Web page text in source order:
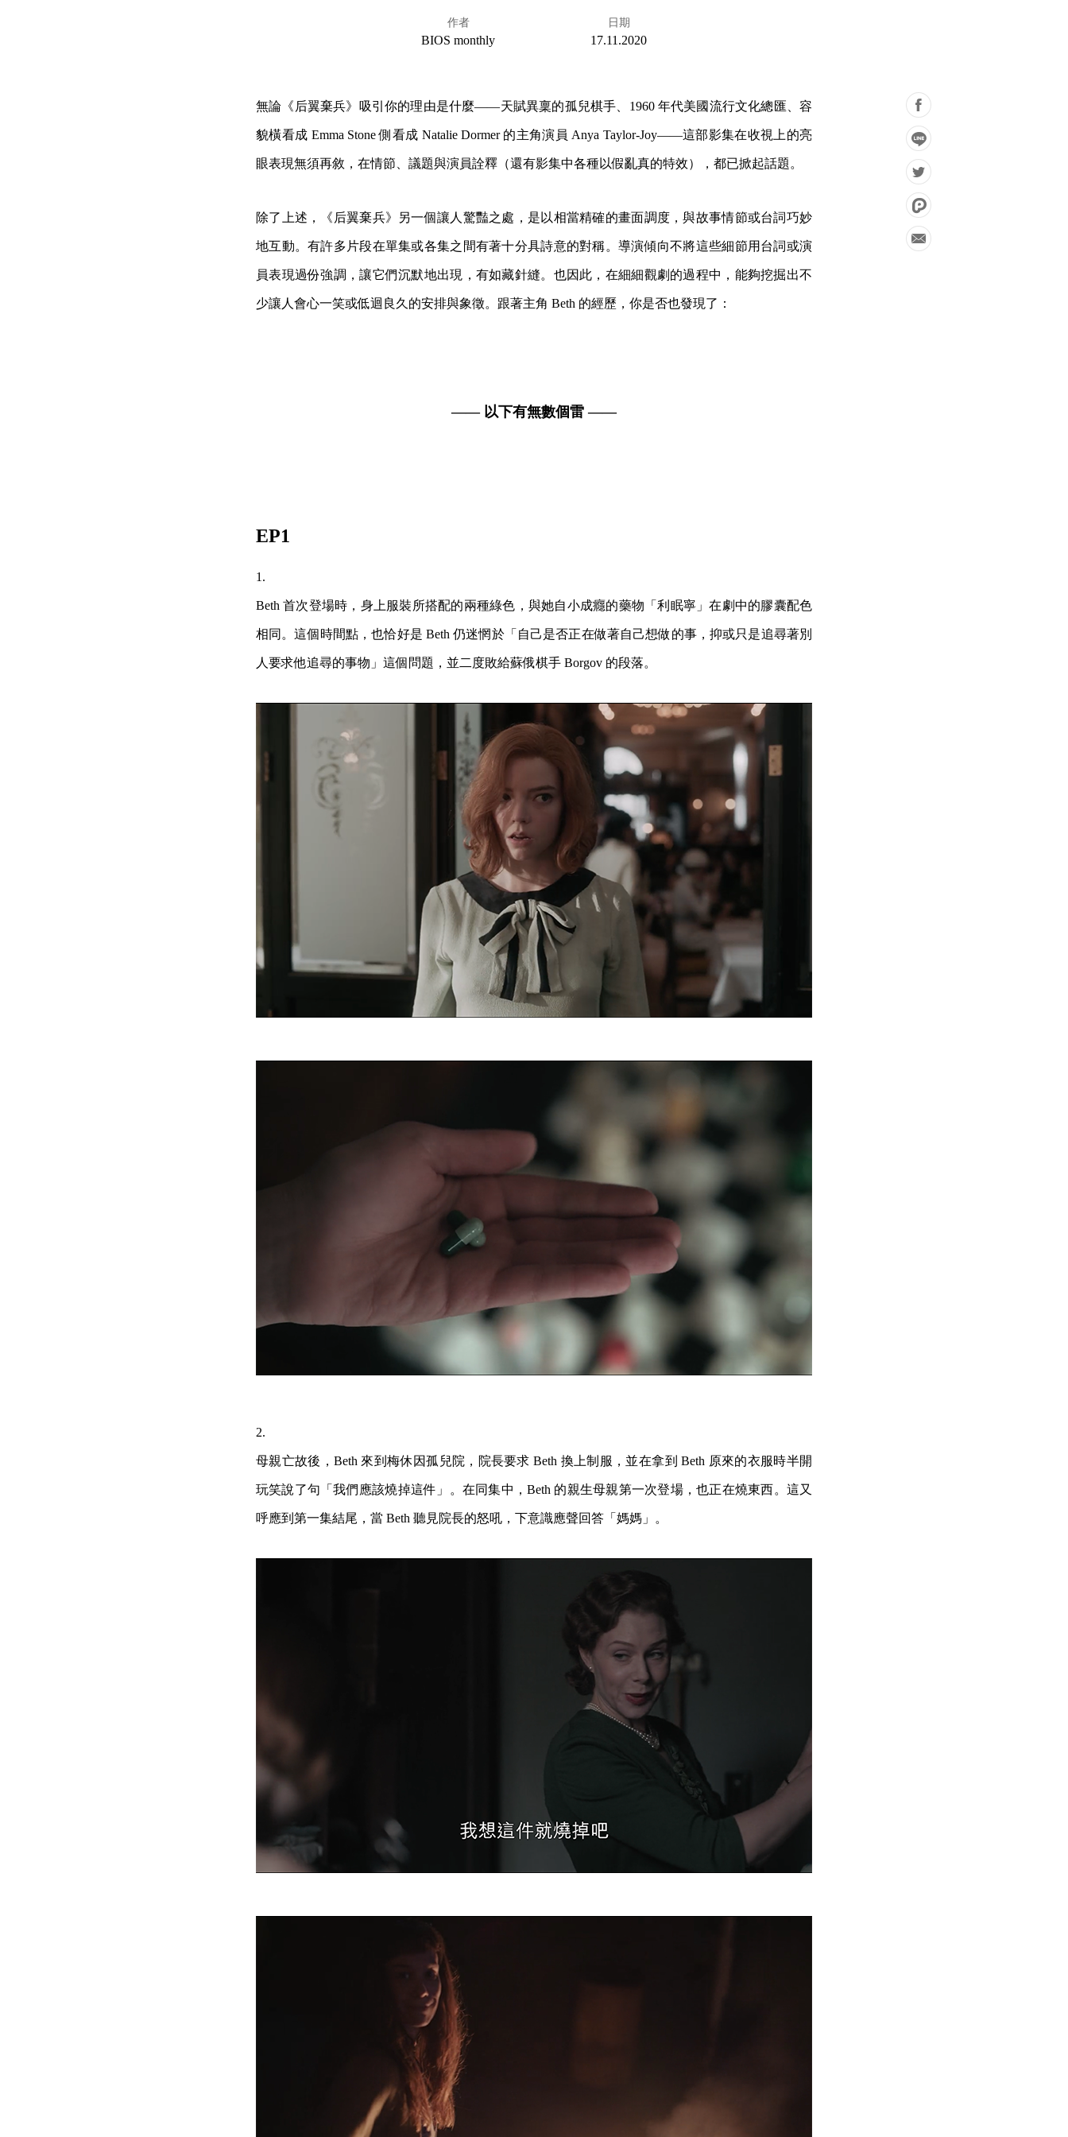
作者
BIOS monthly
日期
17.11.2020
無論《后翼棄兵》吸引你的理由是什麼——天賦異稟的孤兒棋手、1960 年代美國流行文化總匯、容
貌橫看成 Emma Stone 側看成 Natalie Dormer 的主角演員 Anya Taylor-Joy——這部影集在收視上的亮
眼表現無須再敘，在情節、議題與演員詮釋（還有影集中各種以假亂真的特效），都已掀起話題。
除了上述，《后翼棄兵》另一個讓人驚豔之處，是以相當精確的畫面調度，與故事情節或台詞巧妙
地互動。有許多片段在單集或各集之間有著十分具詩意的對稱。導演傾向不將這些細節用台詞或演
員表現過份強調，讓它們沉默地出現，有如藏針縫。也因此，在細細觀劇的過程中，能夠挖掘出不
少讓人會心一笑或低迴良久的安排與象徵。跟著主角 Beth 的經歷，你是否也發現了：
—— 以下有無數個雷 ——
EP1
1.
Beth 首次登場時，身上服裝所搭配的兩種綠色，與她自小成癮的藥物「利眠寧」在劇中的膠囊配色
相同。這個時間點，也恰好是 Beth 仍迷惘於「自己是否正在做著自己想做的事，抑或只是追尋著別
人要求他追尋的事物」這個問題，並二度敗給蘇俄棋手 Borgov 的段落。
2.
母親亡故後，Beth 來到梅休因孤兒院，院長要求 Beth 換上制服，並在拿到 Beth 原來的衣服時半開
玩笑說了句「我們應該燒掉這件」。在同集中，Beth 的親生母親第一次登場，也正在燒東西。這又
呼應到第一集結尾，當 Beth 聽見院長的怒吼，下意識應聲回答「媽媽」。